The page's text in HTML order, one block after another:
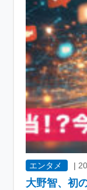
エンタメ |
大野智、初